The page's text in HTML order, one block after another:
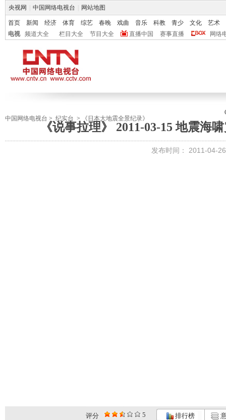
央视网 中国网络电视台 网站地图
首页 新闻 经济 体育 综艺 春晚 戏曲 音乐 科教 青少 文化
艺术
电视
频道大全 栏目大全 节目大全 直播中国 赛事直播 网络
中国网络电视台 > 纪实台 > 《日本大地震全景纪录》
《说事拉理》 2011-03-15 地震
发布时间： 2011-04-
评分 5 排行榜